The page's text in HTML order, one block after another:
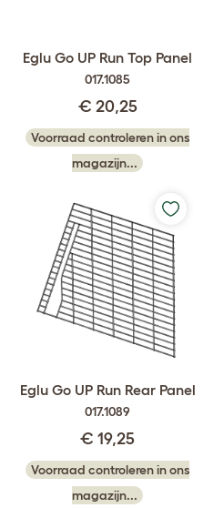
Eglu Go UP Run Top Panel
017.1085
€ 20,25
Voorraad controleren in ons
magazijn...
Eglu Go UP Run Rear Panel
017.1089
€ 19,25
Voorraad controleren in ons
magazijn...